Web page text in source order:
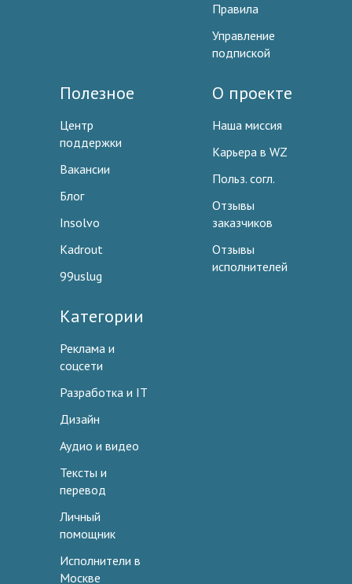
Правила
Управление
подпиской
Полезное
Центр
поддержки
Вакансии
Блог
Insolvo
Kadrout
99uslug
О проекте
Наша миссия
Карьера в WZ
Польз. согл.
Отзывы
заказчиков
Отзывы
исполнителей
Категории
Реклама и
соцсети
Разработка и IT
Дизайн
Аудио и видео
Тексты и
перевод
Личный
помощник
Исполнители в
Москве